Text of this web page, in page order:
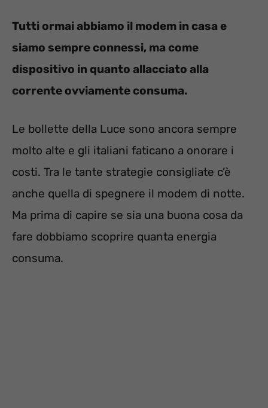
Tutti ormai abbiamo il modem in casa e
siamo sempre connessi, ma come
dispositivo in quanto allacciato alla
corrente ovviamente consuma.
Le bollette della Luce sono ancora sempre
molto alte e gli italiani faticano a onorare i
costi. Tra le tante strategie consigliate c’è
anche quella di spegnere il modem di notte.
Ma prima di capire se sia una buona cosa da
fare dobbiamo scoprire quanta energia
consuma.